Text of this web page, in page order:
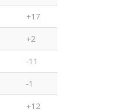
+17
+2
-11
-1
+12